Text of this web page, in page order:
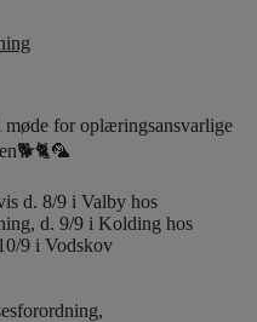
for oplæringsansvarlige
d. 8/9 i Valby hos
d. 9/9 i Kolding hos
9 i Vodskov